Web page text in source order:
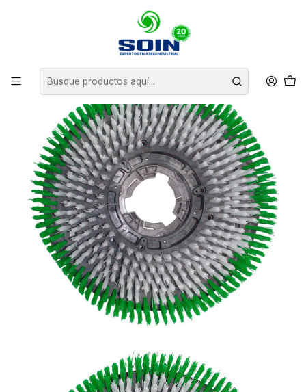
PADS Y CEPILLOS ABRILLANTADORAS
REPUESTO CEPILLO VERDE ABRILLANTADORA 17"